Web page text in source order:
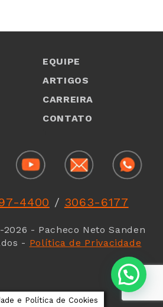
EQUIPE
ARTIGOS
CARREIRA
CONTATO
4400 / 3063-6177
- Pacheco Neto Sanden
- Política de Privacidade
e Política de Cookies